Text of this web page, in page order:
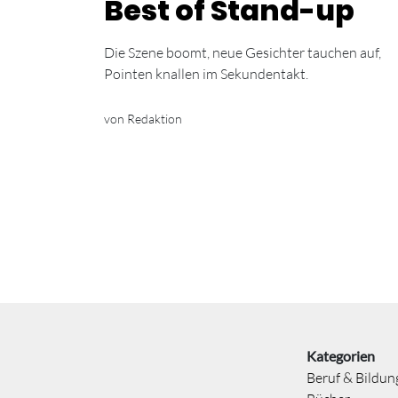
Best of Stand-up
Die Szene boomt, neue Gesichter tauchen auf,
Pointen knallen im Sekundentakt.
von Redaktion
Kategorien
Beruf &